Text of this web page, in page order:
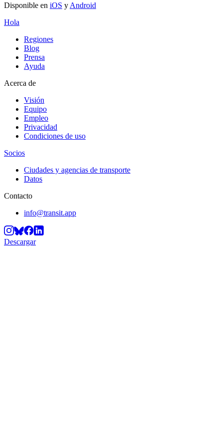
Disponible en iOS y Android
Hola
Regiones
Blog
Prensa
Ayuda
Acerca de
Visión
Equipo
Empleo
Privacidad
Condiciones de uso
Socios
Ciudades y agencias de transporte
Datos
Contacto
info@transit.app
Descargar